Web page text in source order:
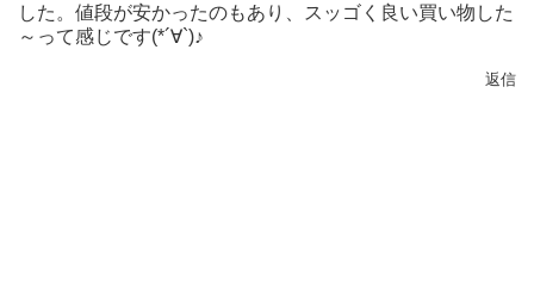
した。値段が安かったのもあり、スッゴく良い買い物した
～って感じです(*´∀`)♪
返信